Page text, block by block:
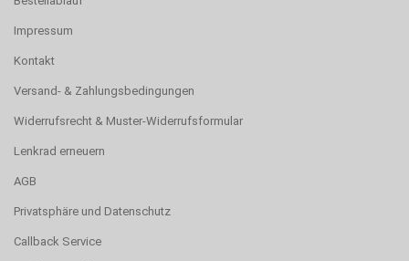
Impressum
Kontakt
Versand- & Zahlungsbedingungen
Widerrufsrecht & Muster-Widerrufsformular
Lenkrad erneuern
AGB
Privatsphäre und Datenschutz
Callback Service